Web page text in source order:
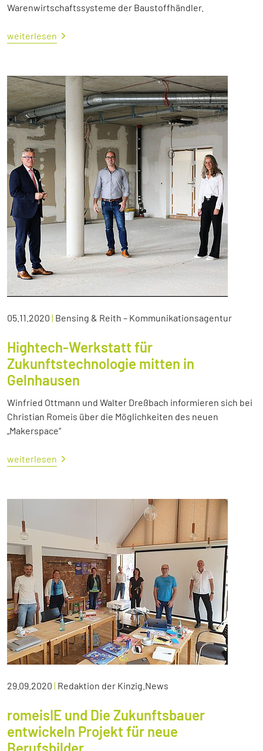
Warenwirtschaftssysteme der Baustoffhändler.
weiterlesen
05.11.2020 | Bensing & Reith – Kommunikationsagentur
Hightech-Werkstatt für
Zukunftstechnologie mitten in
Gelnhausen
Winfried Ottmann und Walter Dreßbach informieren sich bei
Christian Romeis über die Möglichkeiten des neuen
„Makerspace“
weiterlesen
29.09.2020 | Redaktion der Kinzig.News
romeisIE und Die Zukunftsbauer
entwickeln Projekt für neue